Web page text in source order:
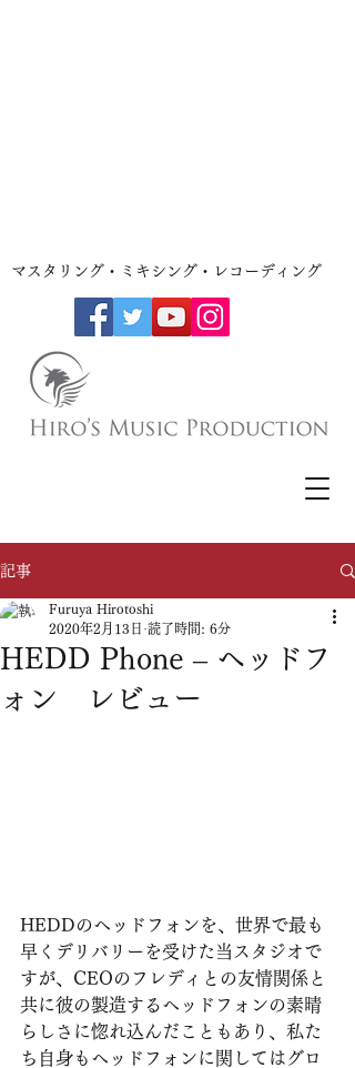
​マスタリング・ミキシング・レコーディング
記事
HEDD Phone – ヘッドフ
ォン レビュー
Furuya Hirotoshi
2020年2月13日 読了時間: 6分
HEDDのヘッドフォンを、世界で最も
早くデリバリーを受けた当スタジオで
すが、CEOのフレディとの友情関係と
共に彼の製造するヘッドフォンの素晴
らしさに惚れ込んだこともあり、私た
ち自身もヘッドフォンに関してはグロ